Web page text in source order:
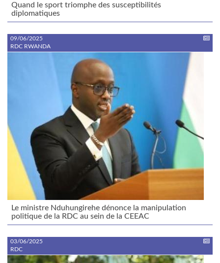
Quand le sport triomphe des susceptibilités
diplomatiques
09/06/2025
RDC RWANDA
Le ministre Nduhungirehe dénonce la manipulation
politique de la RDC au sein de la CEEAC
03/06/2025
RDC